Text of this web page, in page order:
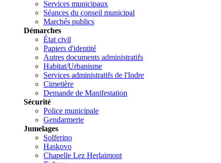
Services municipaux
Séances du conseil municipal
Marchés publics
Démarches
État civil
Papiers d'identité
Autres documents administratifs
Habitat/Urbanisme
Services administratifs de l'Indre
Cimetière
Demande de Manifestation
Sécurité
Police municipale
Gendarmerie
Jumelages
Solferino
Haskovo
Chapelle Lez Herlaimont